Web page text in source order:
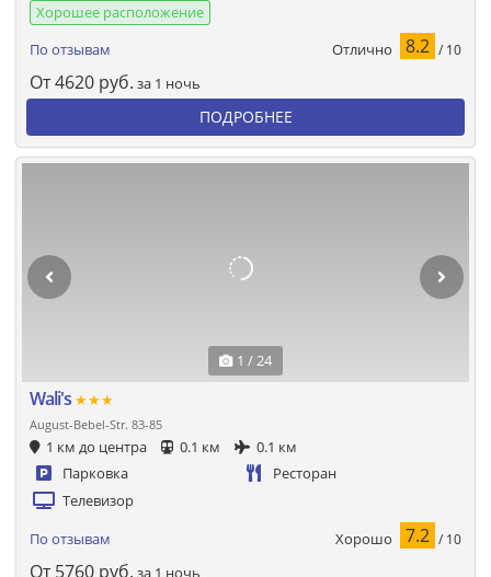
Хорошее расположение
По отзывам
Отлично 8.2 / 10
От4620 руб. за 1 ночь
ПОДРОБНЕЕ
1 / 24
Wali's ★★★
August-Bebel-Str. 83-85
1 км до центра 0.1 км
0.1 км
Парковка
Ресторан
Телевизор
По отзывам Хорошо 7.2 / 10
От 5760 руб. за 1 ночь